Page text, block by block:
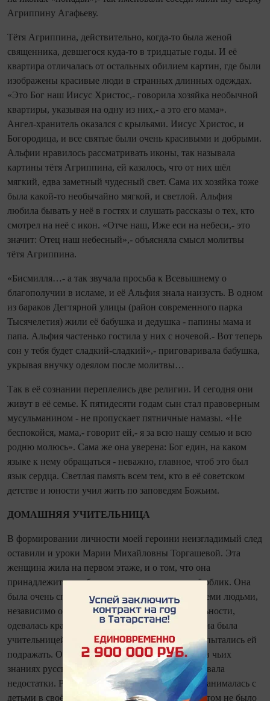
Агриппину Агафьеву.
Тётя Агриппина, действительно, ко­гда‑то была женой
священника, девшегося куда‑то в три­дцатые годы. И её
квартира отличалась от остальных обилием картин, где были
изображены красивые люди в странных длинных одеждах.
«Это Бог наш Иисус Христос,- говорила хозяйка необычной
квартиры, указывая на одну из них,- а это его мама».
Ангел‑хранитель оказался с крыльями. Иисус Христос, и
Богородица, и все святые были очень красивыми и добрыми.
Альфии нравилось рассматривать иконы, так называла
картины тётя Агриппина, ей казалось, что от них шёл
мягкий, едва заметный чудесный свет. Сама их хозяйка тоже
была какой‑то необычайно мягкой, и светлой. Альфия
любила бывать у неё в гостях и слушать рассказы о тех, кто
смотрел на неё с икон. «Отче наш, Иже еси на небеси,- это
значит: Отец наш небесный»,- объясняла смысл молитвы
тётя Агриппина.
«Бисмилля…- а так звучала просьба к Всевышнему о
благополучии в исламе, и её Альфия знала на­изусть. В одном
из бараков Дегтярной улицы (район современного парка
Тысячелетия) жили её бабушка и дедушка - папины мама и
папа. Альфия частенько гостила у них с ночевой.- Вот теперь
сон у тебя будет сладкий‑сладкий»,- приговаривала бабушка,
укрывая внучку одеялом после молитвы…
Так в её сознании переплелись две религии. И се­го­дня они
живут в её семье­. К пятидесяти годам сын стал правоверным
мусульманином - не пропускает пятничные намазы. «Не
беспокойся, мама,- говорит ей,- я за всю нашу семью и всю
родню молюсь». Сама же она уверена: Бог един, на каком
языке к нему обращаться - неважно, главное, чтоб это был
язык сердца. Светлая память всем тем, кто в её советском
детстве и юности учил жить по заповедям Божьим.
ДОМАШНЯЯ УЧИТЕЛЬНИЦА
В формировании личности моей ге­роини неизгладимый след
оставили и уроки Марии Михайловны Торгашевой. Эта
женщина жила на первом этаже, и о том, что она
принадлежит к особым людям, говорил весь её облик. Она
была очень спокойной, ровной в общении со всеми людьми,
независимо от социального статуса и на­цио­наль­ности,
одевалась красиво, но строго. Мария Михайловна была
учительницей, и поэтому все девочки их двора пытались ей
подражать. Она занималась со всеми ребятами, в чьих
знаниях русского языка и литературы обнаруживала
недостатки. Репетиторством? Нет! Она просто занималась с
детьми в своё свободное время бесплатно. И в этом не было